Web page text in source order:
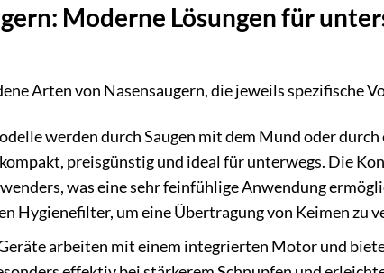
Moderne Lösungen für
Arten von Nasensaugern, die jeweils spezifische
werden durch Saugen mit dem Mund oder
preisgünstig und ideal für unterwegs. Die
was eine sehr feinfühlige Anwendung
Hygienefilter, um eine Übertragung von Keimen zu
arbeiten mit einem integrierten Motor und